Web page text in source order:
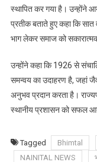
स्थापित कर गया है। उन्होंने
प्रतीक बताते हुए कहा कि सात
भाग लेकर समाज को
उन्होंने कहा कि 1926 से
समन्वय का उदाहरण है, जहां जैव
अनुभव प्रदान करता है।
स्थानीय प्रशासन को सफल
Tagged Bhimtal
NAINITAL NEWS